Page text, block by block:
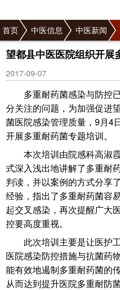
首页 中医信息 中医新闻
望都县中医医院组织开展
2017-09-07
多重耐药菌感染与防控
分关注的问题，为加强促进
菌医院感染管理质量，9月4
开展多重耐药菌专题培训。
本次培训由院感科高淑
式深入浅出地讲解了多重耐
判读，并以案例的方式分享
经验，指出了多重耐药菌容
起交叉感染，再次提醒广大
控要高度重视。
此次培训主要是让医护
医院感染防控措施与抗菌药
能有效地遏制多重耐药菌的
从而达到提升医院多重耐防